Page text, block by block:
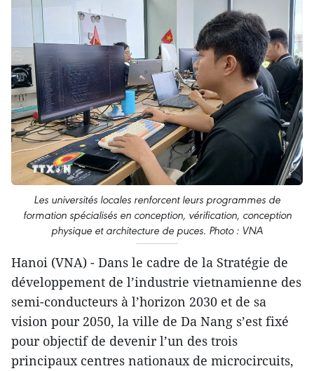
Les universités locales renforcent leurs programmes de
formation spécialisés en conception, vérification, conception
physique et architecture de puces. Photo : VNA
Hanoi (VNA) - Dans le cadre de la Stratégie de
développement de l’industrie vietnamienne des
semi-conducteurs à l’horizon 2030 et de sa
vision pour 2050, la ville de Da Nang s’est fixé
pour objectif de devenir l’un des trois
principaux centres nationaux de microcircuits,